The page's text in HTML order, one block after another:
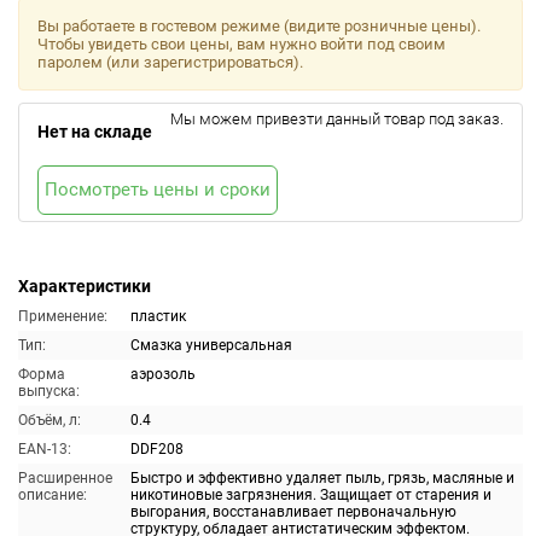
Характеристики
Применение:
пластик
Тип:
Смазка универсальная
Форма
выпуска:
аэрозоль
Объём, л:
0.4
EAN-13:
DDF208
Расширенное
описание:
Быстро и эффективно удаляет пыль, грязь, масляные и
никотиновые загрязнения. Защищает от старения и
выгорания, восстанавливает первоначальную
структуру, обладает антистатическим эффектом.
Вы работаете в гостевом режиме (видите розничные цены).
Чтобы увидеть свои цены, вам нужно войти под своим
паролем (или зарегистрироваться).
Нет на складе
Мы можем привезти данный товар под заказ.
Посмотреть цены и сроки